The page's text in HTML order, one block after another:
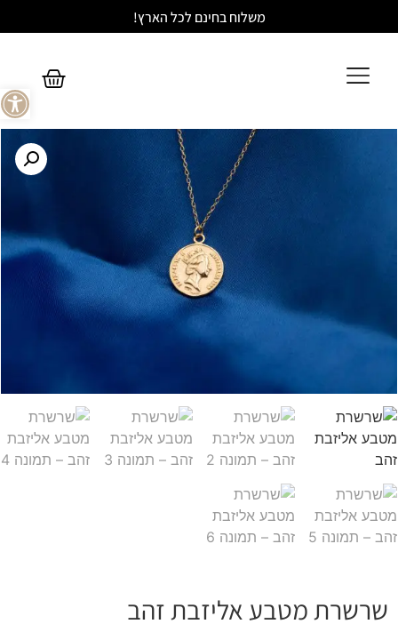
פתח
משלוח בחינם לכל הארץ!
שרשרת מטבע אליזבת זהב